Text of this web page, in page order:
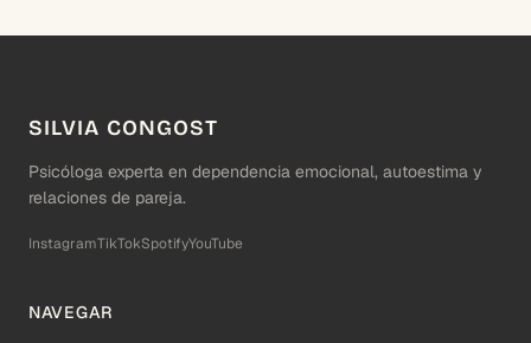
SILVIA CONGOST
Psicóloga experta en dependencia emocional, autoestima y
relaciones de pareja.
InstagramTikTokSpotifyYouTube
NAVEGAR